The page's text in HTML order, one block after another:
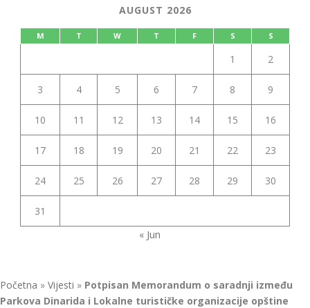
AUGUST 2026
M T W T F S S
1 2
3 4 5 6 7 8 9
10 11 12 13 14 15 16
17 18 19 20 21 22 23
24 25 26 27 28 29 30
31
« Jun
Početna » Vijesti » Potpisan Memorandum o saradnji između
Parkova Dinarida i Lokalne turističke organizacije opštine